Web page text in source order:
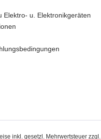
Elektro- u. Elektronikgeräten
inkl. gesetzl. Mehrwertsteuer zzgl.